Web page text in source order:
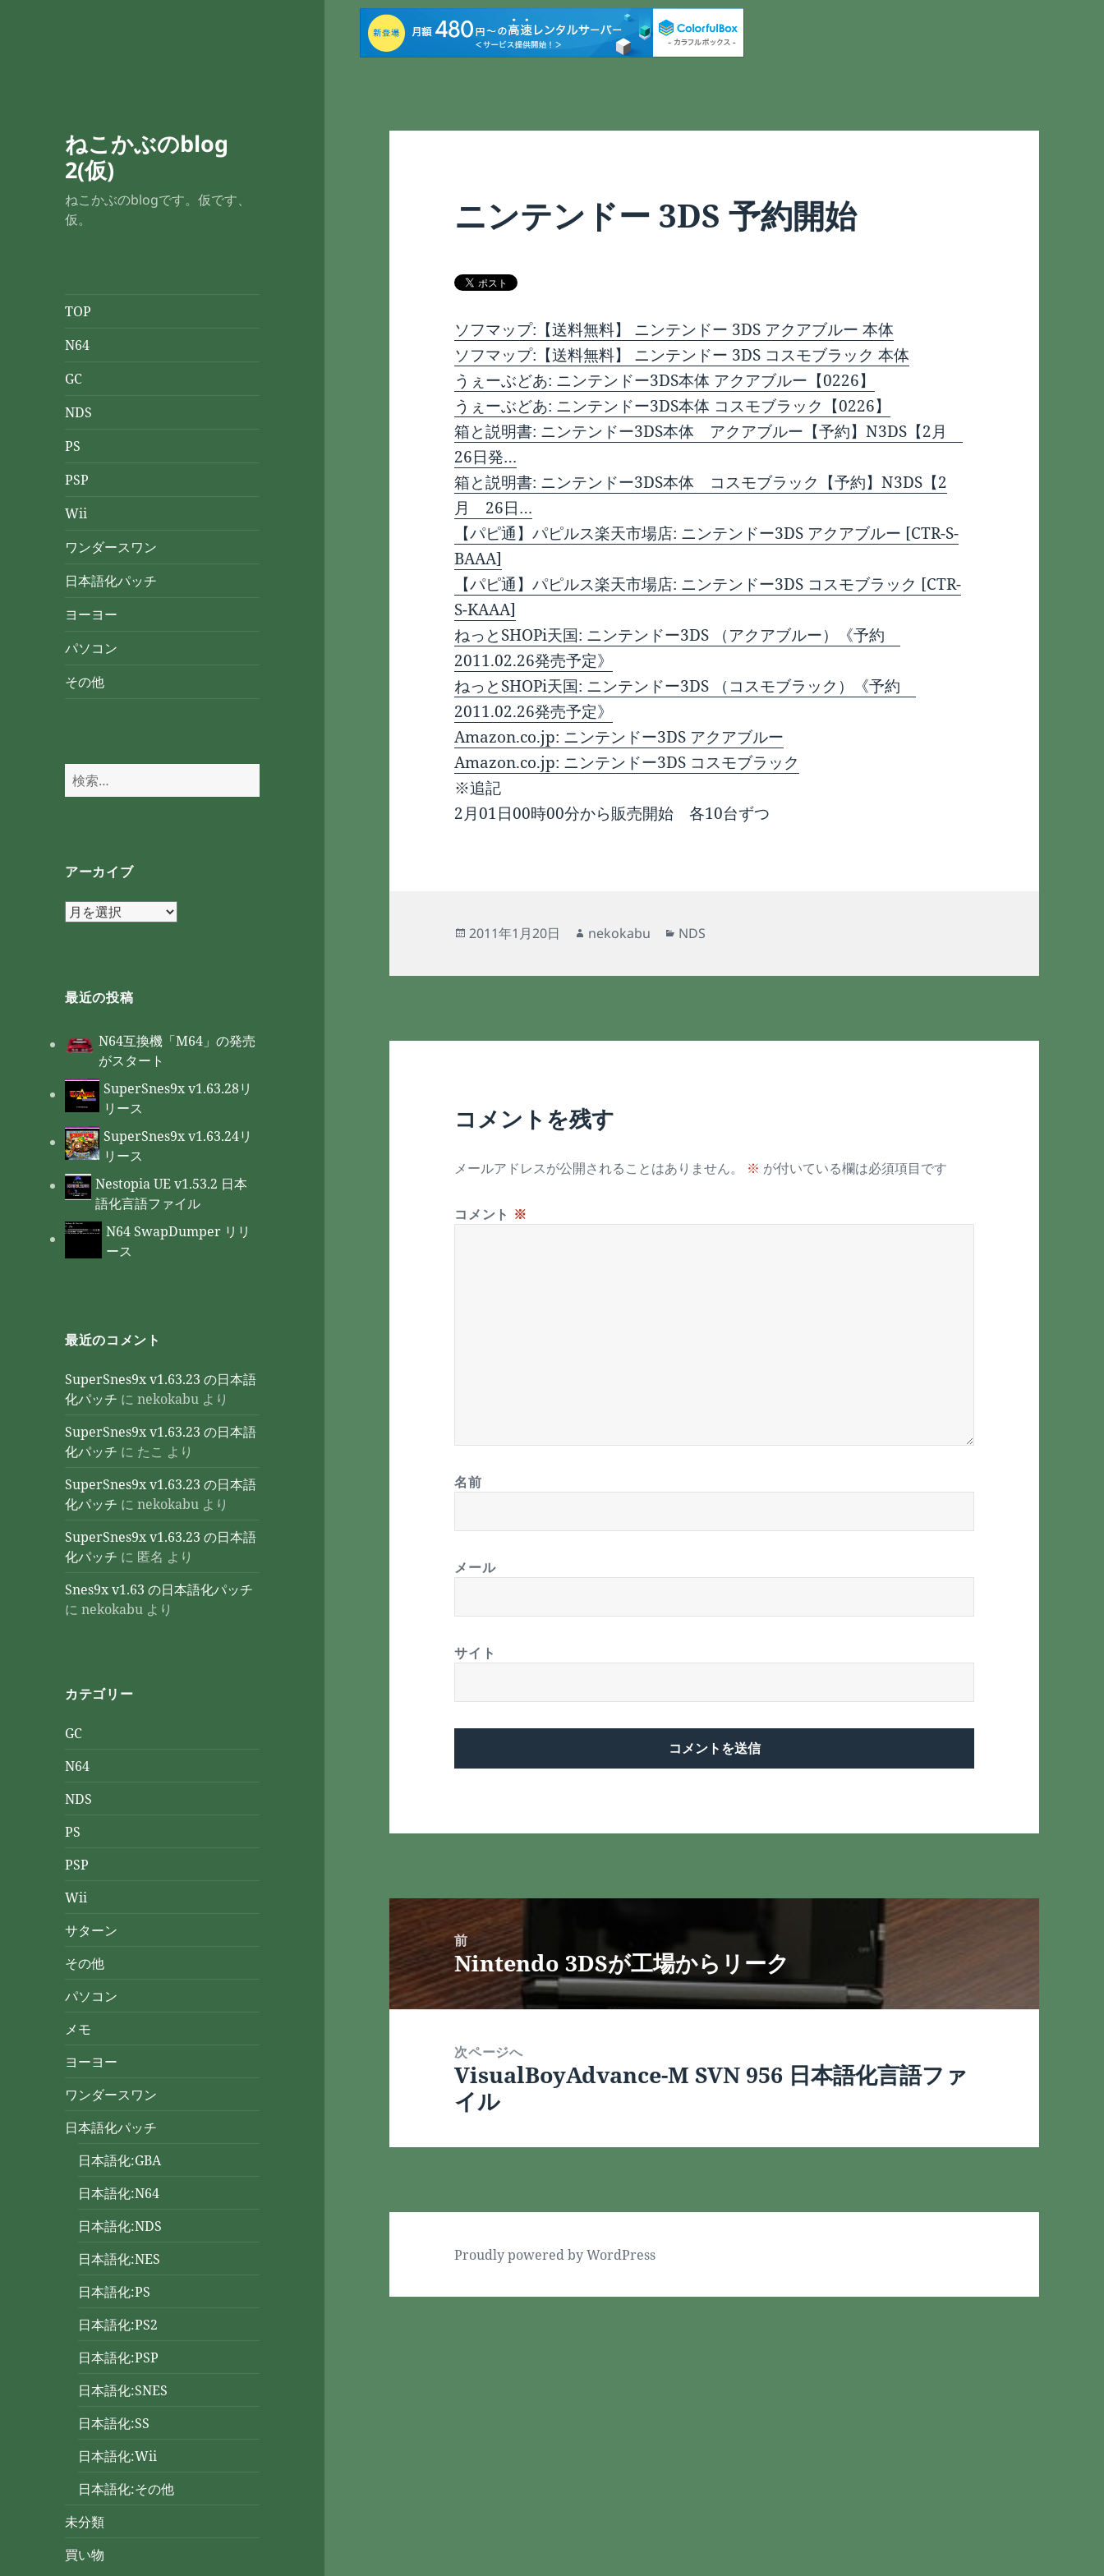
ねこかぶのblog
2(仮)
ねこかぶのblogです。仮です、
仮。
TOP
N64
GC
NDS
PS
PSP
Wii
ワンダースワン
日本語化パッチ
ヨーヨー
パソコン
その他
検
索:
アーカイブ
ア
ブ
最近の投稿
N64互換機「M64」の発売
がスタート
SuperSnes9x v1.63.28リ
リース
SuperSnes9x v1.63.24リ
リース
Nestopia UE v1.53.2 日本
語化言語ファイル
N64 SwapDumper リリ
ース
最近のコメント
SuperSnes9x v1.63.23 の日本語
化パッチ にnekokabu より
SuperSnes9x v1.63.23 の日本語
化パッチ に たこ より
SuperSnes9x v1.63.23 の日本語
化パッチ にnekokabu より
SuperSnes9x v1.63.23 の日本語
化パッチ に 匿名 より
Snes9x v1.63 の日本語化パッチ
にnekokabu より
カテゴリー
GC
N64
NDS
PS
PSP
Wii
サターン
その他
パソコン
メモ
ヨーヨー
ワンダースワン
日本語化パッチ
日本語化:GBA
日本語化:N64
日本語化:NDS
日本語化:NES
日本語化:PS
日本語化:PS2
日本語化:PSP
日本語化:SNES
日本語化:SS
日本語化:Wii
日本語化:その他
未分類
買い物
ニンテンドー 3DS 予約開始
ソフマップ:【送料無料】 ニンテンドー 3DS アクアブルー 本体
ソフマップ:【送料無料】 ニンテンドー 3DS コスモブラック 本体
うぇーぶどあ: ニンテンドー3DS本体 アクアブルー【0226】
うぇーぶどあ: ニンテンドー3DS本体 コスモブラック【0226】
箱と説明書: ニンテンドー3DS本体 アクアブルー【予約】N3DS【2月
26日発…
箱と説明書: ニンテンドー3DS本体 コスモブラック【予約】N3DS【2
月 26日…
【パピ通】パピルス楽天市場店: ニンテンドー3DS アクアブルー [CTR-S-
BAAA]
【パピ通】パピルス楽天市場店: ニンテンドー3DS コスモブラック [CTR-
S-KAAA]
ねっとSHOPi天国: ニンテンドー3DS （アクアブルー）《予約
2011.02.26発売予定》
ねっとSHOPi天国: ニンテンドー3DS （コスモブラック）《予約
2011.02.26発売予定》
Amazon.co.jp: ニンテンドー3DS アクアブルー
Amazon.co.jp: ニンテンドー3DS コスモブラック
※追記
2月01日00時00分から販売開始 各10台ずつ
投
日:
2011年1月20日
作
者
nekokabu
カ
ゴ
NDS
コメントを残す
メールアドレスが公開されることはありません。 ※ が付いている欄は必須項目です
コメント ※
名前
メール
サイト
稿
ナ
ビ
ゲ
前
前
の
投
Nintendo 3DSが工場からリーク
次ページへ
次
の
稿:
VisualBoyAdvance-M SVN 956 日本語化言語ファ
イル
Proudly powered by WordPress